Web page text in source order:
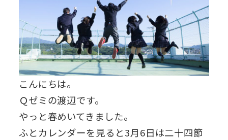
こんにちは。
Ｑゼミの渡辺です。
やっと春めいてきました。
ふとカレンダーを見ると3月6日は二十四節